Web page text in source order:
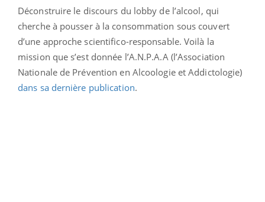
Déconstruire le discours du lobby de l’alcool, qui
cherche à pousser à la consommation sous couvert
d’une approche scientifico-responsable. Voilà la
mission que s’est donnée l’A.N.P.A.A (l’Association
Nationale de Prévention en Alcoologie et Addictologie)
dans sa dernière publication.